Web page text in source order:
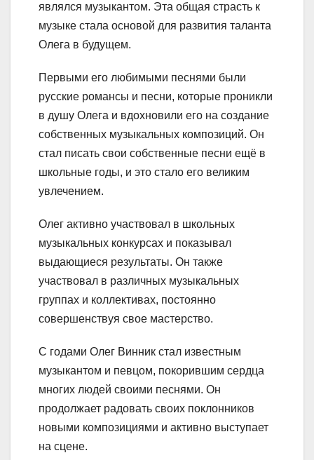
являлся музыкантом. Эта общая страсть к
музыке стала основой для развития таланта
Олега в будущем.
Первыми его любимыми песнями были
русские романсы и песни, которые проникли
в душу Олега и вдохновили его на создание
собственных музыкальных композиций. Он
стал писать свои собственные песни ещё в
школьные годы, и это стало его великим
увлечением.
Олег активно участвовал в школьных
музыкальных конкурсах и показывал
выдающиеся результаты. Он также
участвовал в различных музыкальных
группах и коллективах, постоянно
совершенствуя свое мастерство.
С годами Олег Винник стал известным
музыкантом и певцом, покорившим сердца
многих людей своими песнями. Он
продолжает радовать своих поклонников
новыми композициями и активно выступает
на сцене.